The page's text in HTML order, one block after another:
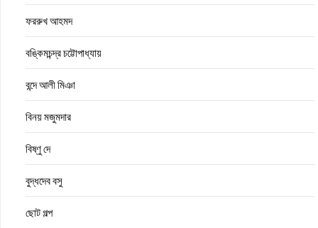
ফররুখ আহমদ
বঙ্কিমচন্দ্র চট্টোপাধ্যায়
বন্দে আলী মিঞা
বিনয় মজুমদার
বিষ্ণু দে
বুদ্ধদেব বসু
ছোট গল্প